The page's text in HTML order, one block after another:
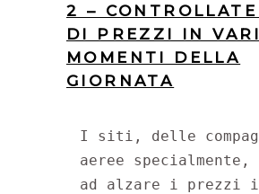
2 –
DI PREZZI IN VARI
MOMENTI DELLA
GIORNATA
I siti, delle
aeree specialmente,
ad alzare i prezzi